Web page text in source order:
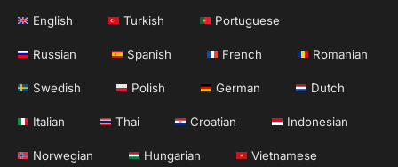
English Turkish Portuguese
Russian Spanish French Romanian
Swedish Polish German Dutch
Italian Thai Croatian Indonesian
Norwegian Hungarian Vietnamese